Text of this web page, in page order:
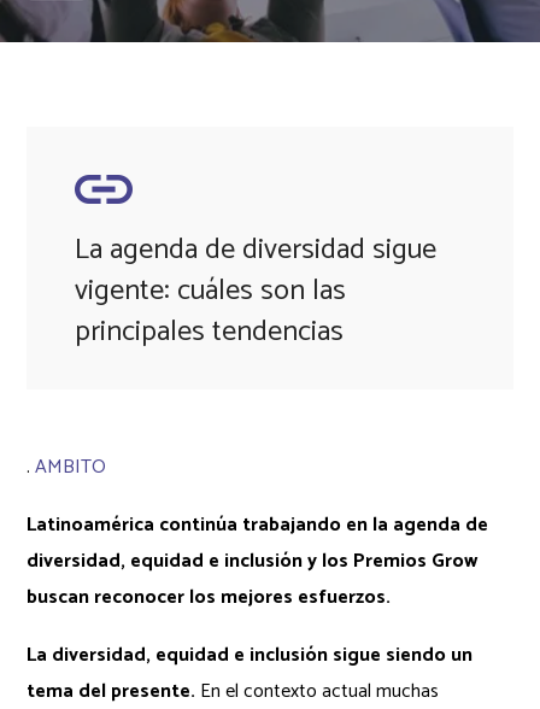
La agenda de diversidad sigue
vigente: cuáles son las
principales tendencias
.AMBITO
Latinoamérica continúa trabajando en la agenda de
diversidad, equidad e inclusión y los Premios Grow
buscan reconocer los mejores esfuerzos.
La diversidad, equidad e inclusión sigue siendo un
tema del presente. En el contexto actual muchas